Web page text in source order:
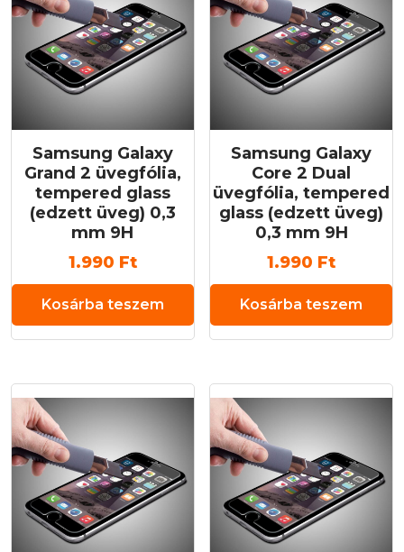
Samsung Galaxy
Grand 2 üvegfólia,
tempered glass
(edzett üveg) 0,3
mm 9H
1.990 Ft
Kosárba teszem
Samsung Galaxy
Core 2 Dual
üvegfólia, tempered
glass (edzett üveg)
0,3 mm 9H
1.990 Ft
Kosárba teszem